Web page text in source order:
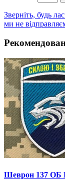
Зверніть, будь
ми не
Шеврон 137 ОБ